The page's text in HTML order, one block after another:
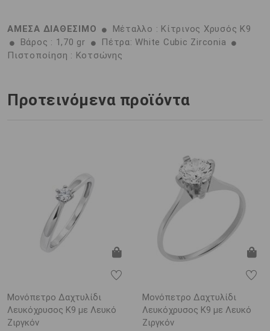
ΑΜΕΣΑ ΔΙΑΘΕΣΙΜΟ
Μέταλλο : Κίτρινος Χρυσός K9
Βάρος : 1,70 gr
Πέτρα: White Cubic Zirconia
Πιστοποίηση : Κοτσώνης
Προτεινόμενα προϊόντα
Μονόπετρο Δαχτυλίδι
Λευκόχρυσος K9 με Λευκό
Ζιργκόν
Μονόπετρο Δαχτυλίδι
Λευκόχρυσος Κ9 με Λευκό
Ζιργκόν